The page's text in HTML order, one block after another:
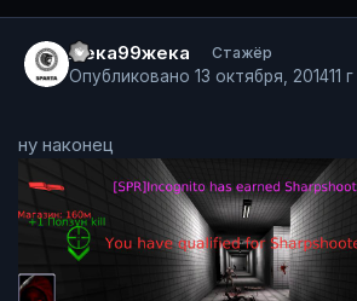
жека99жека Стажёр
Опубликовано 13 октября, 201411 г
ну наконец